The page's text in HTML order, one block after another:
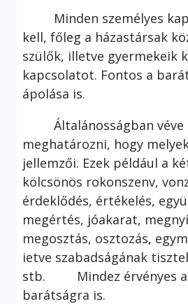
Minden személyes
kell, főleg a házastársak
szülők, illetve gyermekeik
kapcsolatot. Fontos a
ápolása is.
Általánosságban véve
meghatározni, hogy
jellemzői. Ezek például a
kölcsönös rokonszenv,
érdeklődés, értékelés,
megértés, jóakarat,
megosztás, osztozás,
ietve szabadságának
stb. Mindez érvényes a
barátságra is.